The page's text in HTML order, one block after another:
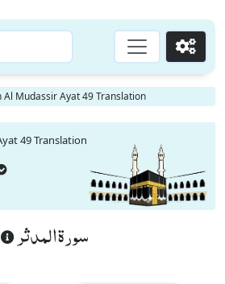
Go
Al Mudassir Ayat 49 Translation
49 Translation
سورة المدثر